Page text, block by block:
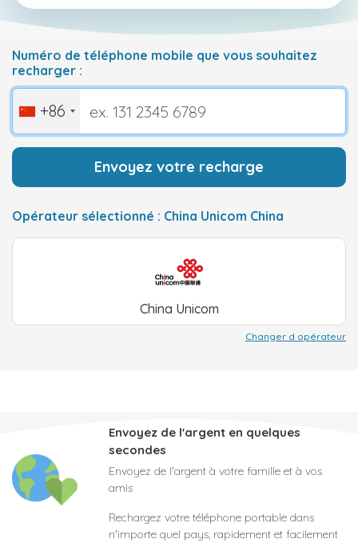
Numéro de téléphone mobile que vous souhaitez
recharger :
+86
Envoyez votre recharge
Opérateur sélectionné : China Unicom China
China Unicom
Changer d opérateur
Envoyez de l'argent en quelques
secondes
Envoyez de l'argent à votre famille et à vos
amis
Rechargez votre téléphone portable dans
n'importe quel pays, rapidement et facilement